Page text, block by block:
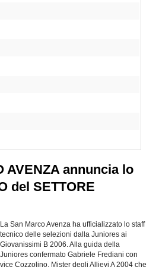
AVENZA annuncia lo
del SETTORE
La San Marco Avenza ha ufficializzato lo staff
tecnico delle selezioni dalla Juniores ai
Giovanissimi B 2006. Alla guida della
Juniores confermato Gabriele Frediani con
vice Cozzolino. Mister degli Allievi A 2004 che